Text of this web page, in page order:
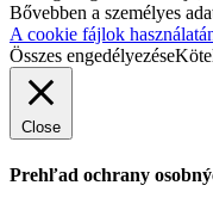
Bővebben a személyes
A cookie fájlok
Összes engedélyezése
Close
Prehľad ochrany